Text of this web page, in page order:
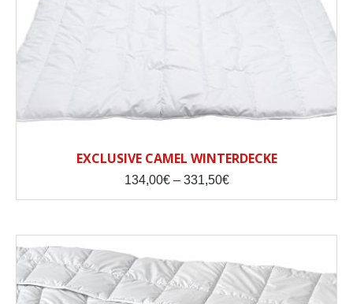
EXCLUSIVE CAMEL WINTERDECKE
134,00€ – 331,50€Price
331,50€